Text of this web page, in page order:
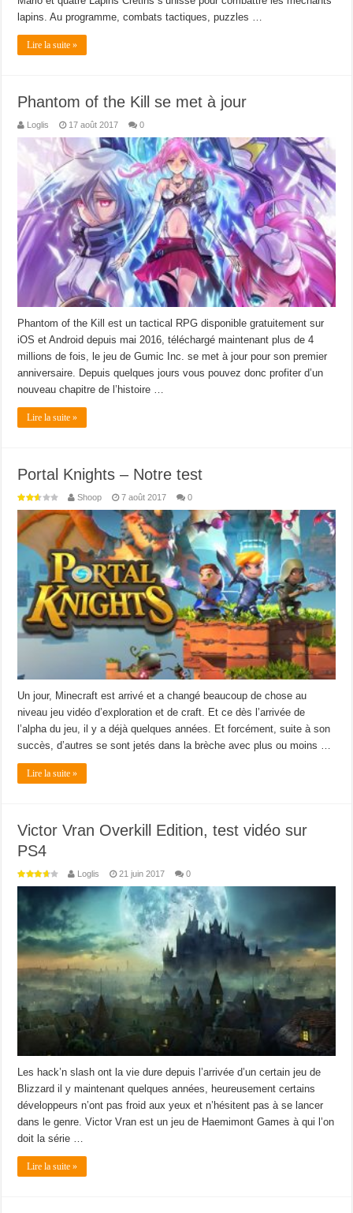
lapins. Au programme, combats tactiques, puzzles …
Lire la suite »
Phantom of the Kill se met à jour
Loglis 17 août 2017 0
Phantom of the Kill est un tactical RPG disponible gratuitement sur
iOS et Android depuis mai 2016, téléchargé maintenant plus de 4
millions de fois, le jeu de Gumic Inc. se met à jour pour son premier
anniversaire. Depuis quelques jours vous pouvez donc profiter d’un
nouveau chapitre de l’histoire …
Lire la suite »
Portal Knights – Notre test
Shoop 7 août 2017 0
Un jour, Minecraft est arrivé et a changé beaucoup de chose au
niveau jeu vidéo d’exploration et de craft. Et ce dès l’arrivée de
l’alpha du jeu, il y a déjà quelques années. Et forcément, suite à son
succès, d’autres se sont jetés dans la brèche avec plus ou moins …
Lire la suite »
Victor Vran Overkill Edition, test vidéo sur
PS4
Loglis 21 juin 2017 0
Les hack’n slash ont la vie dure depuis l’arrivée d’un certain jeu de
Blizzard il y maintenant quelques années, heureusement certains
développeurs n’ont pas froid aux yeux et n’hésitent pas à se lancer
dans le genre. Victor Vran est un jeu de Haemimont Games à qui l’on
doit la série …
Lire la suite »